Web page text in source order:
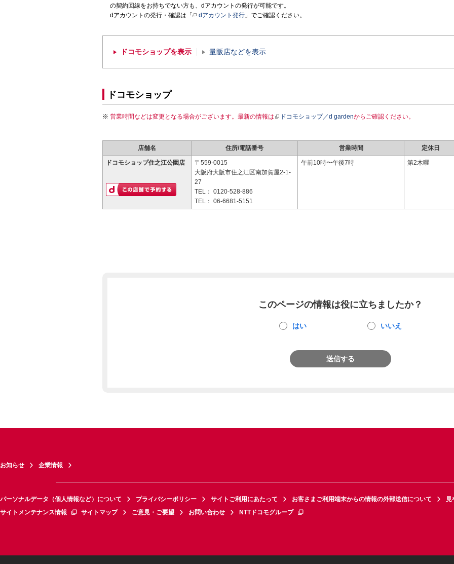
の契約回線をお持ちでない方も、dアカウントの発行が可能です。
dアカウントの発行・確認は「
dアカウント発行 」でご確認ください。
ドコモショップを表示 量販店などを表示
ドコモショップ
営業時間などは変更となる場合がございます。最新の情報は ドコモショップ／d gardenからご確認ください。
店舗名 住所/電話番号 営業時間 定休日
ドコモショップ住之江公園店
〒559-0015
大阪府大阪市住之江区南加賀屋2-1-
27
TEL： 0120-528-886
TEL： 06-6681-5151
午前10時〜午後7時 第2木曜
このページの情報は役に立ちましたか？
はい いいえ
送信する
お知らせ 企業情報
パーソナルデータ（個人情報など）について プライバシーポリシー サイトご利用にあたって お客さまご利用端末からの情報の外部送信について
見
サイトメンテナンス情報
サイトマップ ご意見・ご要望 お問い合わせ NTTドコモグループ